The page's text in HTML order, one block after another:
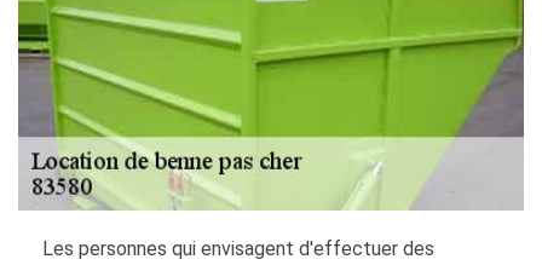
Les personnes qui envisagent d'effectuer des